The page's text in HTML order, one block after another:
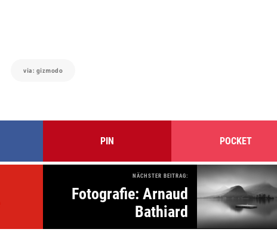
via: gizmodo
PIN POCKET
NÄCHSTER BEITRAG:
Fotografie: Arnaud
Bathiard